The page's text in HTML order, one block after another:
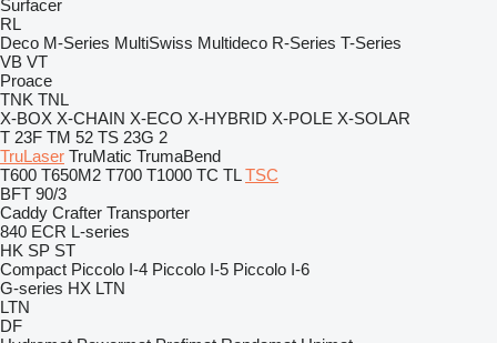
Surfacer
RL
Deco M-Series MultiSwiss Multideco R-Series T-Series
VB VT
Proace
TNK TNL
X-BOX X-CHAIN X-ECO X-HYBRID X-POLE X-SOLAR
T 23F TM 52 TS 23G 2
TruLaser TruMatic TrumaBend
T600 T650M2 T700 T1000 TC TL TSC
BFT 90/3
Caddy Crafter Transporter
840 ECR L-series
HK SP ST
Compact Piccolo I-4 Piccolo I-5 Piccolo I-6
G-series HX LTN
LTN
DF